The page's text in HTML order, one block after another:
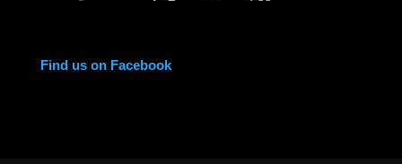
Find us on Facebook